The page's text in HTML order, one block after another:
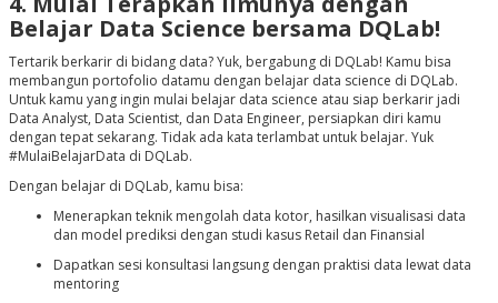
Belajar Data Science bersama DQLab!
Tertarik berkarir di bidang data? Yuk, bergabung di DQLab! Kamu bisa
membangun portofolio datamu dengan belajar data science di DQLab.
Untuk kamu yang ingin mulai belajar data science atau siap berkarir jadi
Data Analyst, Data Scientist, dan Data Engineer, persiapkan diri kamu
dengan tepat sekarang. Tidak ada kata terlambat untuk belajar. Yuk
#MulaiBelajarData di DQLab.
Dengan belajar di DQLab, kamu bisa:
Menerapkan teknik mengolah data kotor, hasilkan visualisasi data
dan model prediksi dengan studi kasus Retail dan Finansial
Dapatkan sesi konsultasi langsung dengan praktisi data lewat data
mentoring